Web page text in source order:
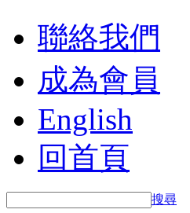
聯絡我們
成為會員
English
回首頁
搜尋